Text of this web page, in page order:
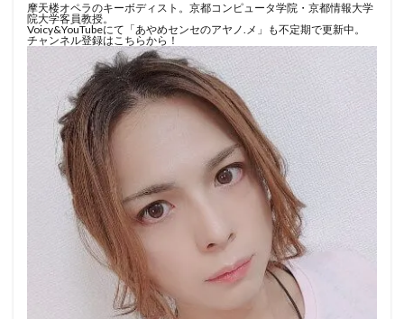
摩天楼オペラのキーボディスト。京都コンピュータ学院・京都情報大学
院大学客員教授。
Voicy&YouTubeにて「あやめセンセのアヤノ.メ」も不定期で更新中。
チャンネル登録はこちらから！